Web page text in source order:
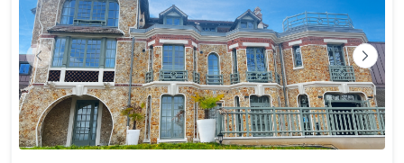
Previous Next